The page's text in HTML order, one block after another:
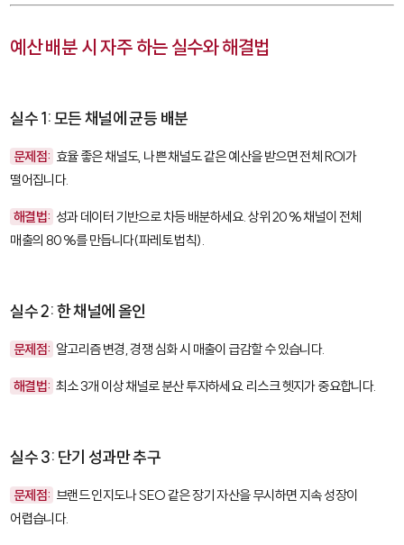
예산 배분 시 자주 하는 실수와 해결법
실수 1: 모든 채널에 균등 배분
문제점: 효율 좋은 채널도, 나쁜 채널도 같은 예산을 받으면 전체 ROI가
떨어집니다.
해결법: 성과 데이터 기반으로 차등 배분하세요. 상위 20% 채널이 전체
매출의 80%를 만듭니다(파레토 법칙).
실수 2: 한 채널에 올인
문제점: 알고리즘 변경, 경쟁 심화 시 매출이 급감할 수 있습니다.
해결법: 최소 3개 이상 채널로 분산 투자하세요. 리스크 헷지가 중요합니다.
실수 3: 단기 성과만 추구
문제점: 브랜드 인지도나 SEO 같은 장기 자산을 무시하면 지속 성장이
어렵습니다.